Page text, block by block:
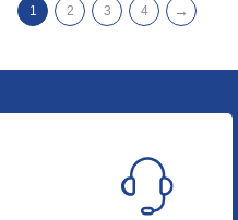
1 2 3 4 →